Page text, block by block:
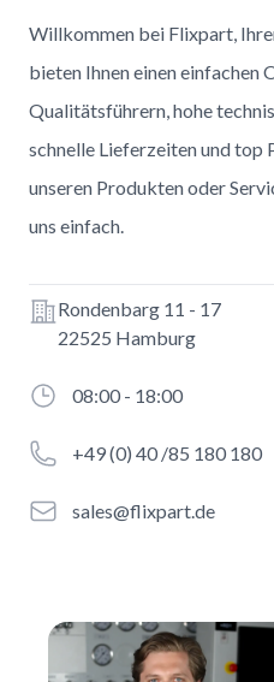
Willkommen bei Flixpart,
bieten Ihnen einen einfachen
Qualitätsführern, hohe
schnelle Lieferzeiten und top
unseren Produkten oder
uns einfach.
Address
Rondenbarg 11 - 17
22525 Hamburg
Opening hours
08:00 - 18:00
Phone number
+49 (0) 40 /85 180 180
Emailsales@flixpart.de